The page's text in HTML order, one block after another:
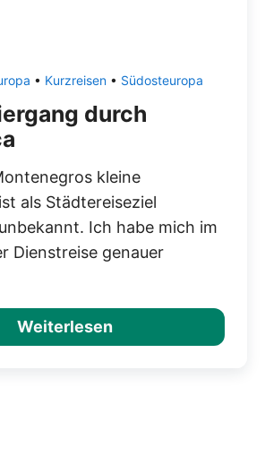
• Kurzreisen • Südosteuropa
durch
kleine
als Städtereiseziel
Ich habe mich im
Dienstreise genauer
Weiterlesen